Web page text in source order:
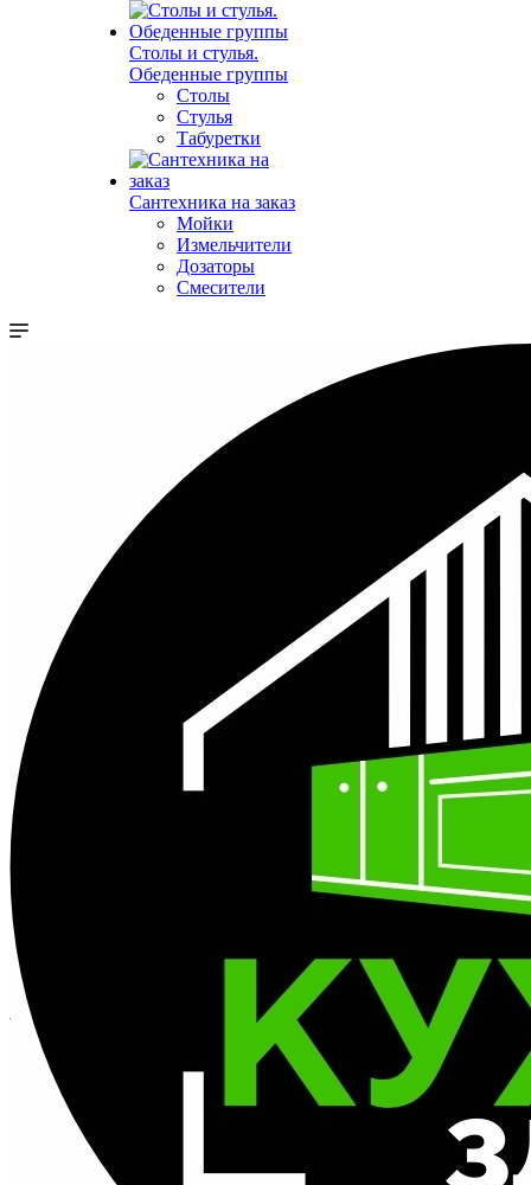
Столы и стулья.
Обеденные группы
Столы
Стулья
Табуретки
Сантехника на заказ
Мойки
Измельчители
Дозаторы
Смесители